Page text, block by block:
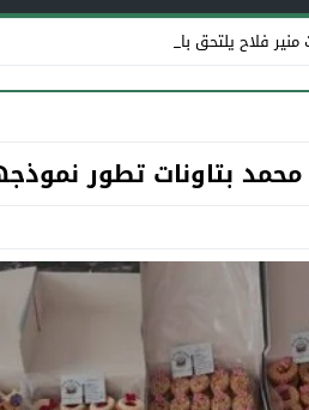
فلاح يلتحق بالرفيق الأعلى_
محمد بتاونات تطور